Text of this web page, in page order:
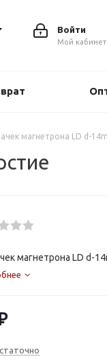
Войти
Мой кабинет
магнетрона LD d-
магнетрона LD d-